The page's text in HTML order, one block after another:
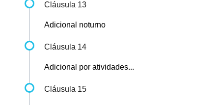
Cláusula 13
Adicional noturno
Cláusula 14
Adicional por atividades...
Cláusula 15